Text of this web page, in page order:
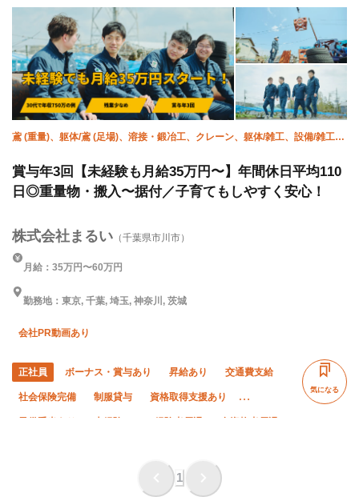
転勤なし
鳶 (重量)、躯体/鳶 (足場)、溶接・鍛冶工、クレーン、躯体/雑工、設備/雑工、
賞与年3回【未経験も月給35万円〜】年間休日平均110
日◎重量物・搬入〜据付／子育てもしやすく安心！
株式会社まるい （千葉県市川市）
月給：35万円〜60万円
勤務地：東京, 千葉, 埼玉, 神奈川, 茨城
会社PR動画あり
正社員 ボーナス・賞与あり 昇給あり 交通費支給
社会保険完備 制服貸与 資格取得支援あり
気になる
1